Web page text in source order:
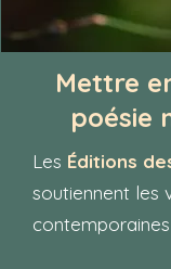
Mettre
poésie
Les Éditions
soutiennent les